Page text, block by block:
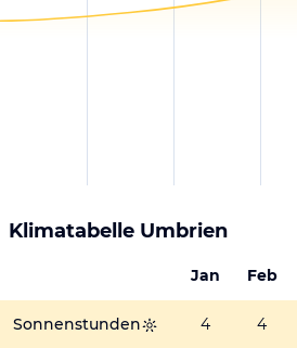
Klimatabelle Umbrien
Jan Feb
Sonnenstunden 4 4